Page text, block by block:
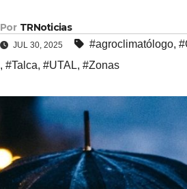
Por TRNoticias
JUL 30, 2025 #agroclimatólogo,
, #Talca, #UTAL, #Zonas